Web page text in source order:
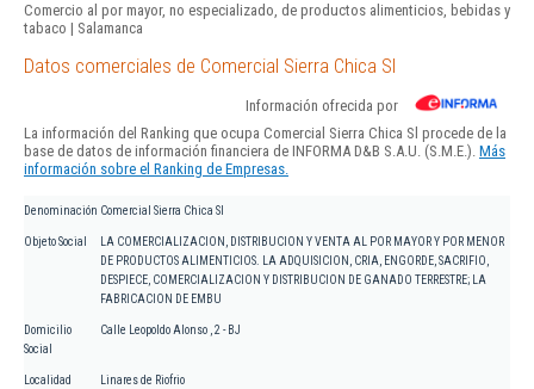
Comercio al por mayor, no especializado, de productos alimenticios, bebidas y
tabaco | Salamanca
Datos comerciales de Comercial Sierra Chica Sl
Información ofrecida por
La información del Ranking que ocupa Comercial Sierra Chica Sl procede de la
base de datos de información financiera de INFORMA D&B S.A.U. (S.M.E.). Más
información sobre el Ranking de Empresas.
Denominación Comercial Sierra Chica Sl
Objeto Social
LA COMERCIALIZACION, DISTRIBUCION Y VENTA AL POR MAYOR Y POR MENOR
DE PRODUCTOS ALIMENTICIOS. LA ADQUISICION, CRIA, ENGORDE, SACRIFIO,
DESPIECE, COMERCIALIZACION Y DISTRIBUCION DE GANADO TERRESTRE; LA
FABRICACION DE EMBU
Domicilio
Social
Calle Leopoldo Alonso , 2 - BJ
Localidad Linares de Riofrio